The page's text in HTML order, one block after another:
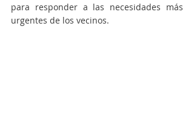
para responder a las necesidades más
urgentes de los vecinos.